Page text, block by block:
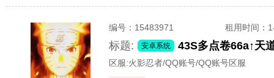
编号： 15483971 租用时间 ：
标题: 安卓系统
区服:火影忍者/QQ账号/QQ账号区服